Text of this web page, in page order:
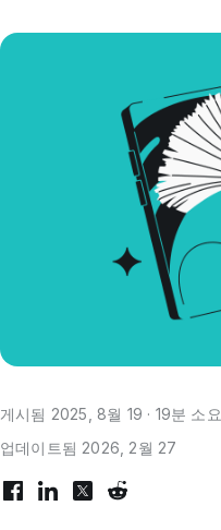
게시됨 2025, 8월 19 · 19분 소요
업데이트됨 2026, 2월 27